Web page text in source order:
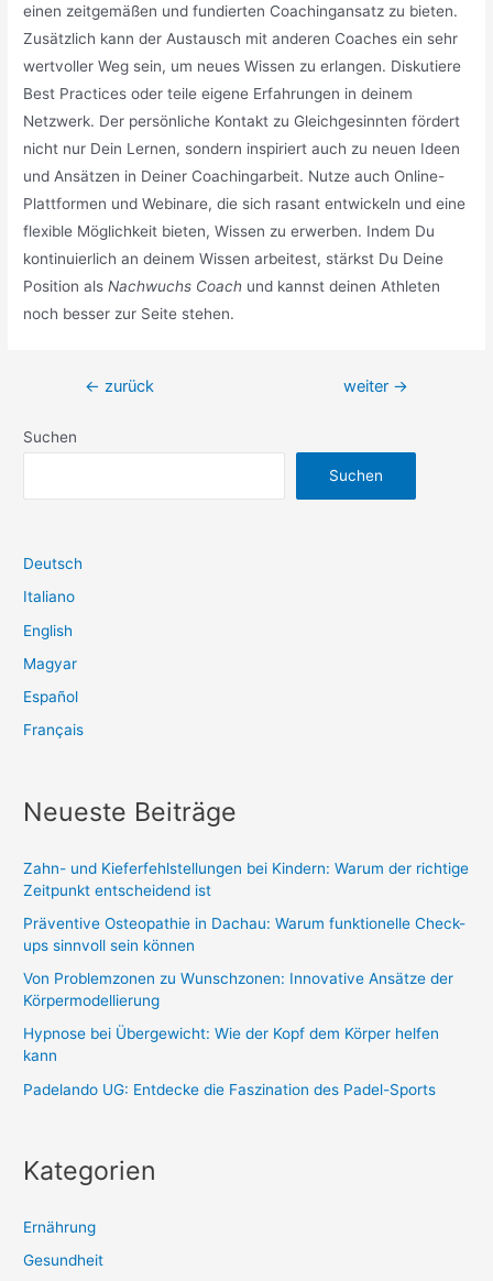
einen zeitgemäßen und fundierten Coachingansatz zu bieten.
Zusätzlich kann der Austausch mit anderen Coaches ein sehr
wertvoller Weg sein, um neues Wissen zu erlangen. Diskutiere
Best Practices oder teile eigene Erfahrungen in deinem
Netzwerk. Der persönliche Kontakt zu Gleichgesinnten fördert
nicht nur Dein Lernen, sondern inspiriert auch zu neuen Ideen
und Ansätzen in Deiner Coachingarbeit. Nutze auch Online-
Plattformen und Webinare, die sich rasant entwickeln und eine
flexible Möglichkeit bieten, Wissen zu erwerben. Indem Du
kontinuierlich an deinem Wissen arbeitest, stärkst Du Deine
Position alsNachwuchs Coach und kannst deinen Athleten
noch besser zur Seite stehen.
Beitragsnavigation
← zurück weiter →
Suchen
Suchen
Deutsch
Italiano
English
Magyar
Español
Français
Neueste Beiträge
Zahn- und Kieferfehlstellungen bei Kindern: Warum der richtige
Zeitpunkt entscheidend ist
Präventive Osteopathie in Dachau: Warum funktionelle Check-
ups sinnvoll sein können
Von Problemzonen zu Wunschzonen: Innovative Ansätze der
Körpermodellierung
Hypnose bei Übergewicht: Wie der Kopf dem Körper helfen
kann
Padelando UG: Entdecke die Faszination des Padel-Sports
Kategorien
Ernährung
Gesundheit